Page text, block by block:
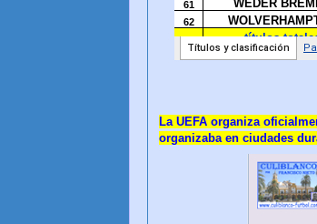
La UEFA organiza
organizaba en ciudades